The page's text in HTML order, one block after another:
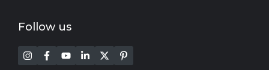
Follow us